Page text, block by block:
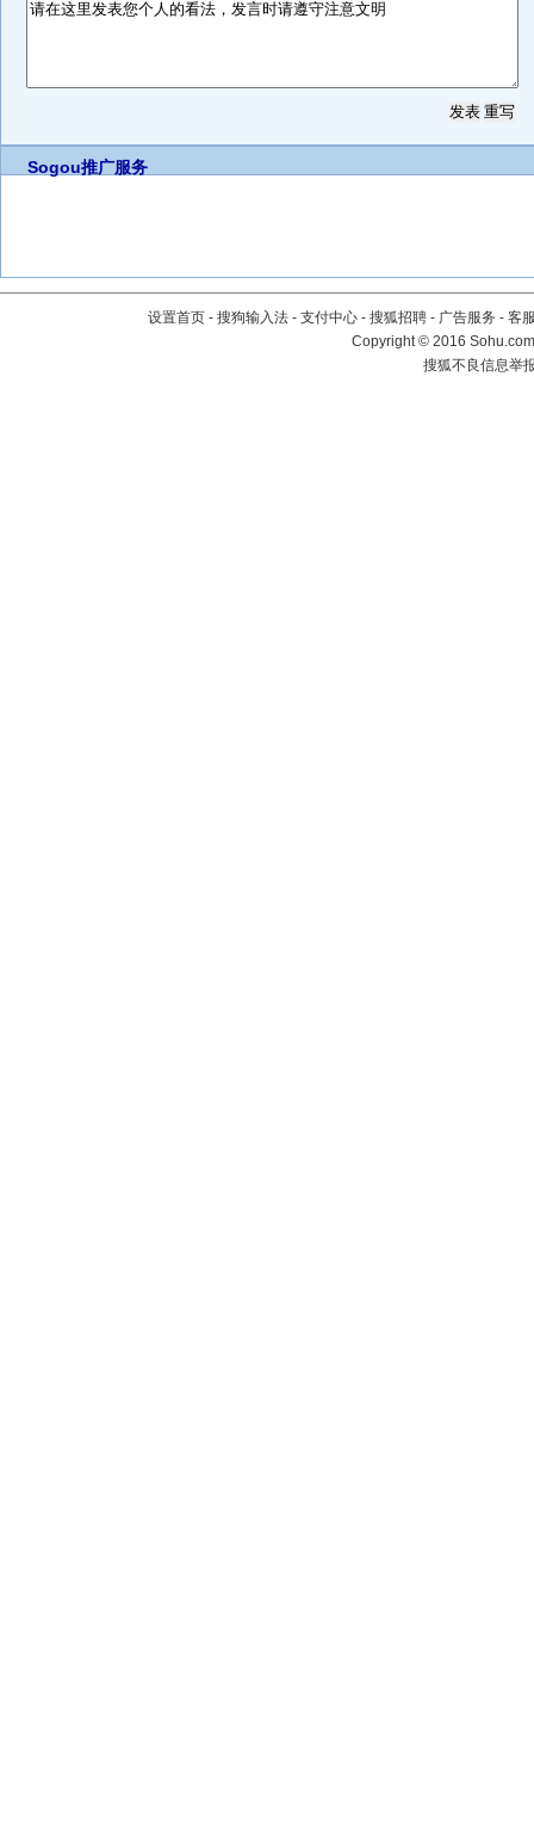
Sogou推广服务
设置首页 - 搜狗输入法 - 支付中心 - 搜狐招聘 - 广告服务 - 客
Copyright©2016
搜狐不良信息举